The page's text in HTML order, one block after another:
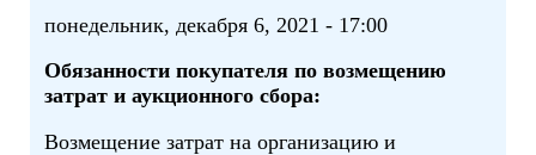
понедельник, декабря 6, 2021 - 17:00
Обязанности покупателя по возмещению
затрат и аукционного сбора:
Возмещение затрат на организацию и